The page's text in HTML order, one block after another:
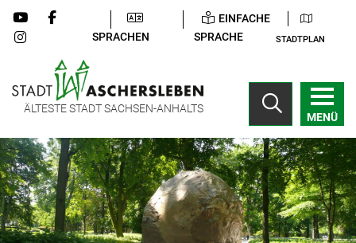
SPRACHEN
EINFACHE
SPRACHE
STADTPLAN
ÄLTESTE STADT SACHSEN-ANHALTS
MENÜ